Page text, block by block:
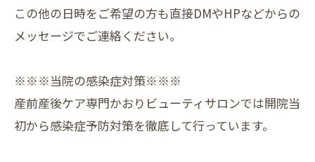
この他の日時をご希望の方も直接DMやHPなどからの
メッセージでご連絡ください。
※※※当院の感染症対策※※※
産前産後ケア専門かおりビューティサロンでは開院当
初から感染症予防対策を徹底して行っています。